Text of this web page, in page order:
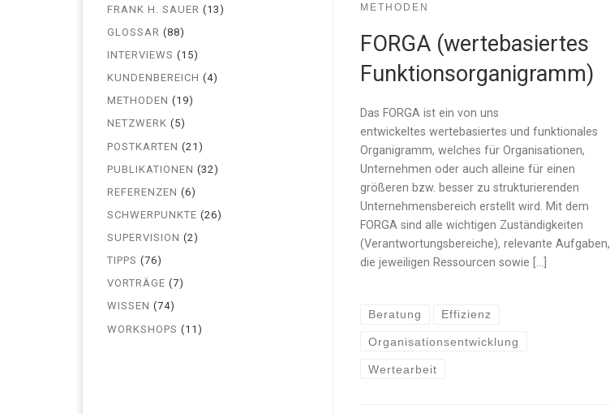
METHODEN
FORGA (wertebasiertes
Funktionsorganigramm)
Das FORGA ist ein von uns
entwickeltes wertebasiertes und funktionales
Organigramm, welches für Organisationen,
Unternehmen oder auch alleine für einen
größeren bzw. besser zu strukturierenden
Unternehmensbereich erstellt wird. Mit dem
FORGA sind alle wichtigen Zuständigkeiten
(Verantwortungsbereiche), relevante Aufgaben,
die jeweiligen Ressourcen sowie […]
Beratung Effizienz
Organisationsentwicklung
Wertearbeit
FRANK H. SAUER (13)
GLOSSAR (88)
INTERVIEWS (15)
KUNDENBEREICH (4)
METHODEN (19)
NETZWERK (5)
POSTKARTEN (21)
PUBLIKATIONEN (32)
REFERENZEN (6)
SCHWERPUNKTE (26)
SUPERVISION (2)
TIPPS (76)
VORTRÄGE (7)
WISSEN (74)
WORKSHOPS (11)